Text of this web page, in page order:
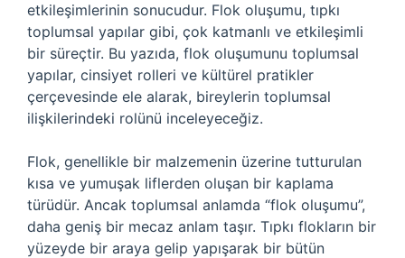
etkileşimlerinin sonucudur. Flok oluşumu, tıpkı
toplumsal yapılar gibi, çok katmanlı ve etkileşimli
bir süreçtir. Bu yazıda, flok oluşumunu toplumsal
yapılar, cinsiyet rolleri ve kültürel pratikler
çerçevesinde ele alarak, bireylerin toplumsal
ilişkilerindeki rolünü inceleyeceğiz.
Flok, genellikle bir malzemenin üzerine tutturulan
kısa ve yumuşak liflerden oluşan bir kaplama
türüdür. Ancak toplumsal anlamda “flok oluşumu”,
daha geniş bir mecaz anlam taşır. Tıpkı flokların bir
yüzeyde bir araya gelip yapışarak bir bütün